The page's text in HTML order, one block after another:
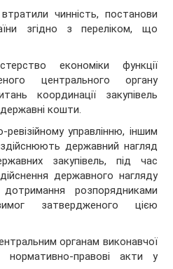
чинність, постанови
згідно з переліком, що
економіки функції
центрального органу
координації закупівель
державні кошти.
управлінню, іншим
державний нагляд
закупівель, під час
державного нагляду
розпорядниками
затвердженого цією
органам виконавчої
нормативно-правові акти у